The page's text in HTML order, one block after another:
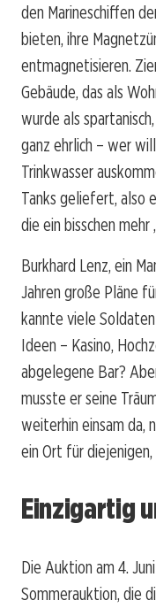
den Marineschiffen
bieten, ihre
entmagnetisieren.
Gebäude, das als
wurde als
ganz ehrlich – wer
Trinkwasser
Tanks geliefert, also
die ein bisschen mehr
Burkhard Lenz, ein
Jahren große Pläne
kannte viele
Ideen – Kasino,
abgelegene Bar?
musste er seine
weiterhin einsam da,
ein Ort für
Einzigartig
Die Auktion am 4.
Sommerauktion, die